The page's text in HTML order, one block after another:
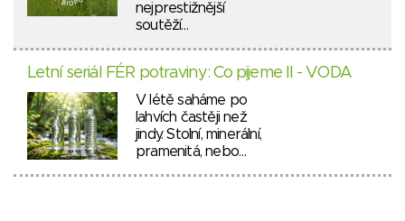
nejprestižnější
soutěží…
Letní seriál FÉR potraviny: Co pijeme II - VODA
V létě saháme po
lahvích častěji než
jindy. Stolní, minerální,
pramenitá, nebo…